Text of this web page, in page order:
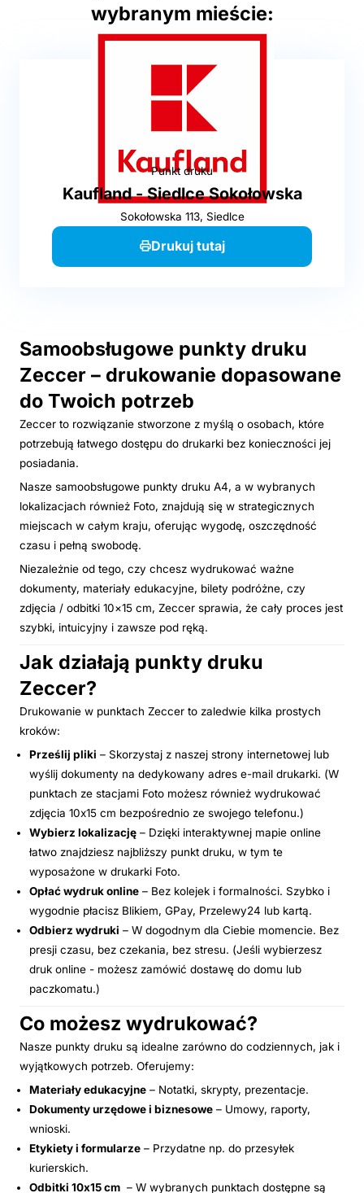
wybranym mieście:
Punkt druku
Kaufland - Siedlce Sokołowska
Sokołowska 113, Siedlce
Drukuj tutaj
Samoobsługowe punkty druku
Zeccer – drukowanie dopasowane
do Twoich potrzeb
Zeccer to rozwiązanie stworzone z myślą o osobach, które
potrzebują łatwego dostępu do drukarki bez konieczności jej
posiadania.
Nasze samoobsługowe punkty druku A4, a w wybranych
lokalizacjach również Foto, znajdują się w strategicznych
miejscach w całym kraju, oferując wygodę, oszczędność
czasu i pełną swobodę.
Niezależnie od tego, czy chcesz wydrukować ważne
dokumenty, materiały edukacyjne, bilety podróżne, czy
zdjęcia / odbitki 10×15 cm, Zeccer sprawia, że cały proces jest
szybki, intuicyjny i zawsze pod ręką.
Jak działają punkty druku
Zeccer?
Drukowanie w punktach Zeccer to zaledwie kilka prostych
kroków:
Prześlij pliki – Skorzystaj z naszej strony internetowej lub
wyślij dokumenty na dedykowany adres e-mail drukarki. (W
punktach ze stacjami Foto możesz również wydrukować
zdjęcia 10x15 cm bezpośrednio ze swojego telefonu.)
Wybierz lokalizację – Dzięki interaktywnej mapie online
łatwo znajdziesz najbliższy punkt druku, w tym te
wyposażone w drukarki Foto.
Opłać wydruk online – Bez kolejek i formalności. Szybko i
wygodnie płacisz Blikiem, GPay, Przelewy24 lub kartą.
Odbierz wydruki – W dogodnym dla Ciebie momencie. Bez
presji czasu, bez czekania, bez stresu. (Jeśli wybierzesz
druk online - możesz zamówić dostawę do domu lub
paczkomatu.)
Co możesz wydrukować?
Nasze punkty druku są idealne zarówno do codziennych, jak i
wyjątkowych potrzeb. Oferujemy:
Materiały edukacyjne – Notatki, skrypty, prezentacje.
Dokumenty urzędowe i biznesowe – Umowy, raporty,
wnioski.
Etykiety i formularze – Przydatne np. do przesyłek
kurierskich.
Odbitki 10x15 cm – W wybranych punktach dostępne są